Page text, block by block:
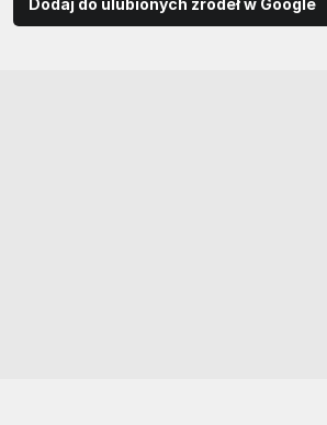
Dodaj do ulubionych źródeł w Google